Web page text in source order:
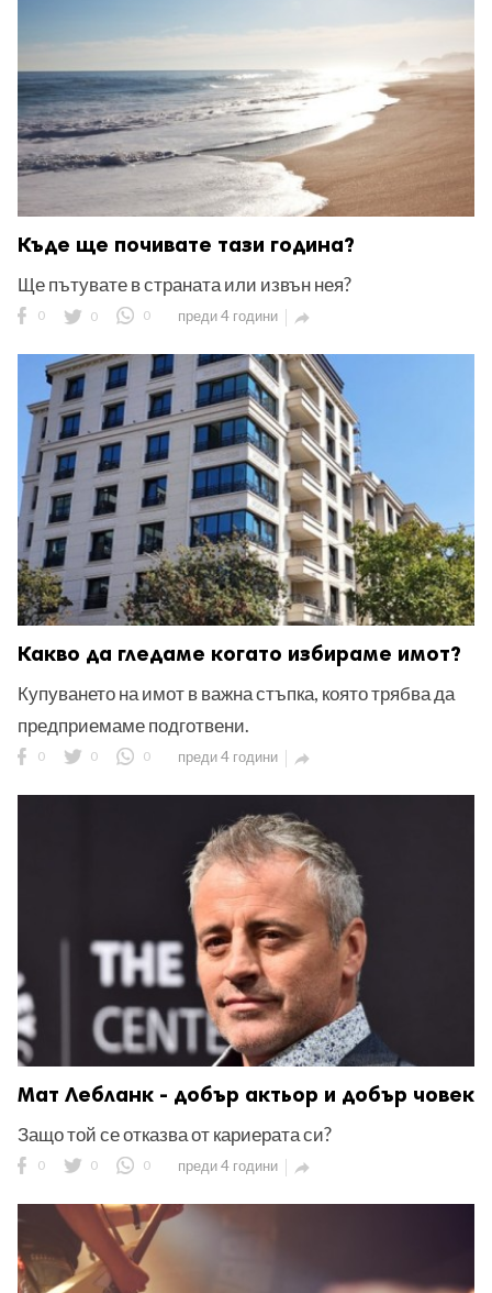
Къде ще почивате тази година?
Ще пътувате в страната или извън нея?
0 0 0 преди 4 години 
Какво да гледаме когато избираме имот?
Купуването на имот в важна стъпка, която трябва да
предприемаме подготвени.
0 0 0 преди 4 години 
Мат Лебланк - добър актьор и добър човек
Защо той се отказва от кариерата си?
0 0 0 преди 4 години 